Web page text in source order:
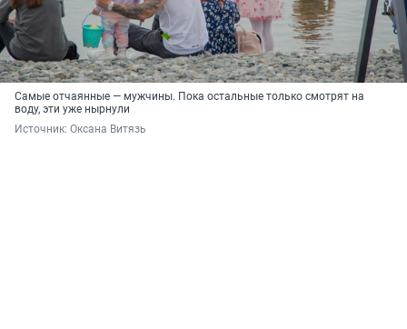
Самые отчаянные — мужчины. Пока остальные только смотрят на
воду, эти уже нырнули
Источник: Оксана Витязь